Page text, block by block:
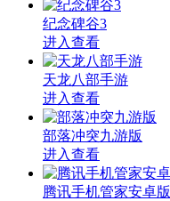
纪念碑谷3
进入查看
天龙八部手游
进入查看
部落冲突九游版
进入查看
腾讯手机管家安卓版